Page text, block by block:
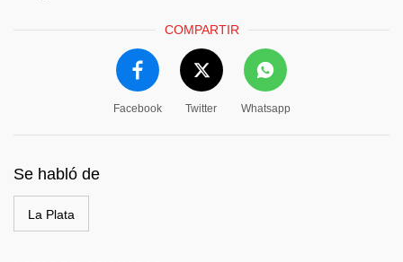
COMPARTIR
Facebook Twitter Whatsapp
Se habló de
La Plata